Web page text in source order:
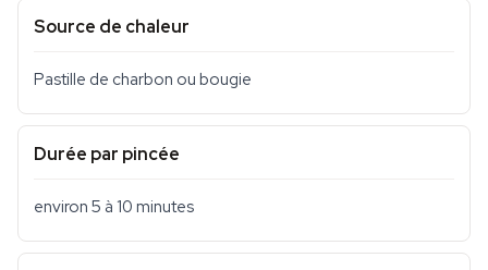
Source de chaleur
Pastille de charbon ou bougie
Durée par pincée
environ 5 à 10 minutes